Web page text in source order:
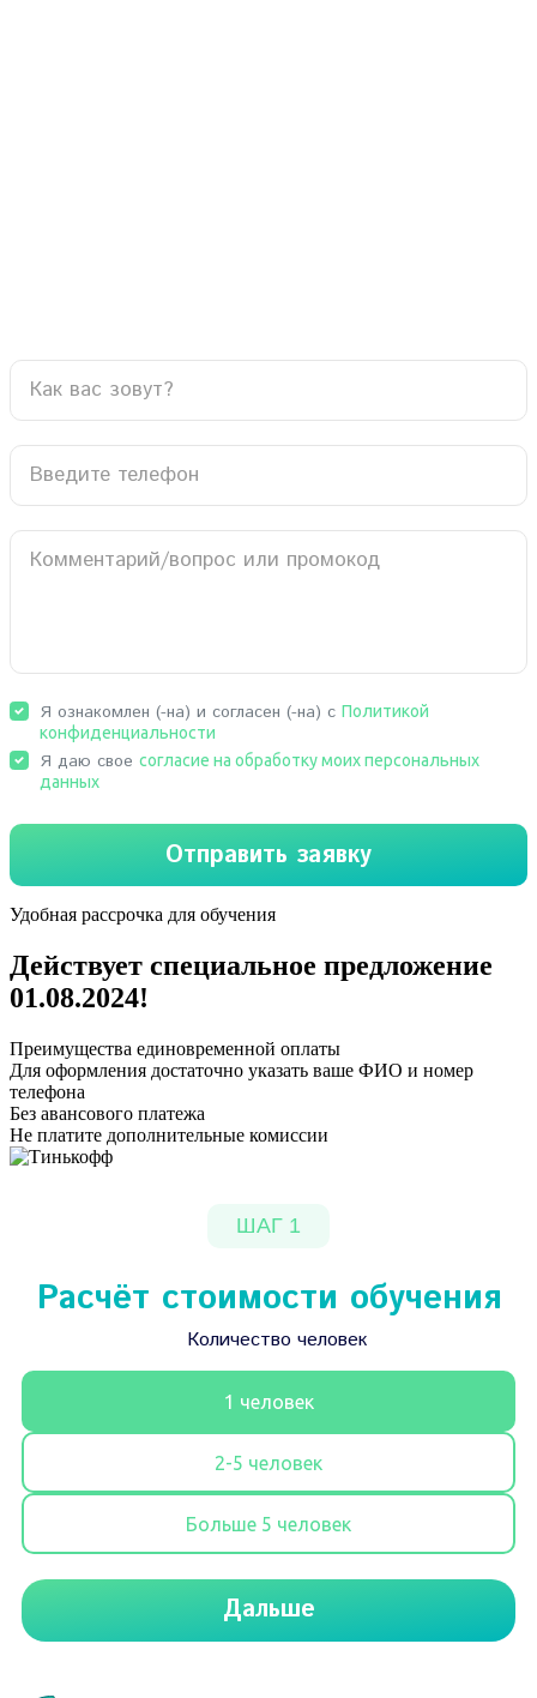
Удобная рассрочка для обучения
Действует специальное предложение
01.08.2024!
Преимущества единовременной оплаты
Для оформления достаточно указать ваше ФИО и номер
телефона
Без авансового платежа
Не платите дополнительные комиссии